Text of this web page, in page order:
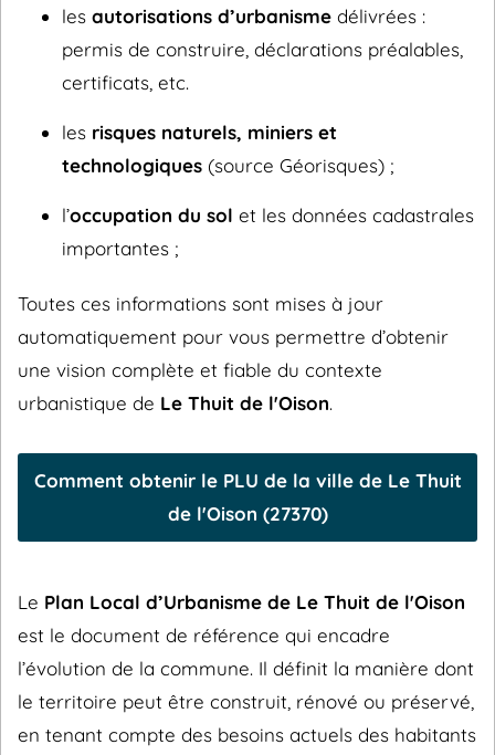
les autorisations d’urbanisme délivrées :
permis de construire, déclarations préalables,
certificats, etc.
les risques naturels, miniers et
technologiques (source Géorisques) ;
l’occupation du sol et les données cadastrales
importantes ;
Toutes ces informations sont mises à jour
automatiquement pour vous permettre d’obtenir
une vision complète et fiable du contexte
urbanistique de Le Thuit de l'Oison.
Comment obtenir le PLU de la ville de Le Thuit
de l'Oison (27370)
Le Plan Local d’Urbanisme de Le Thuit de l'Oison
est le document de référence qui encadre
l’évolution de la commune. Il définit la manière dont
le territoire peut être construit, rénové ou préservé,
en tenant compte des besoins actuels des habitants